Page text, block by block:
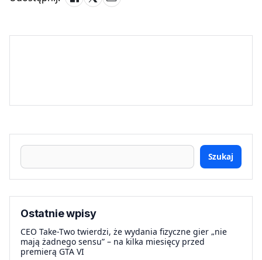
Szukaj
Ostatnie wpisy
CEO Take-Two twierdzi, że wydania fizyczne gier „nie
mają żadnego sensu” – na kilka miesięcy przed
premierą GTA VI